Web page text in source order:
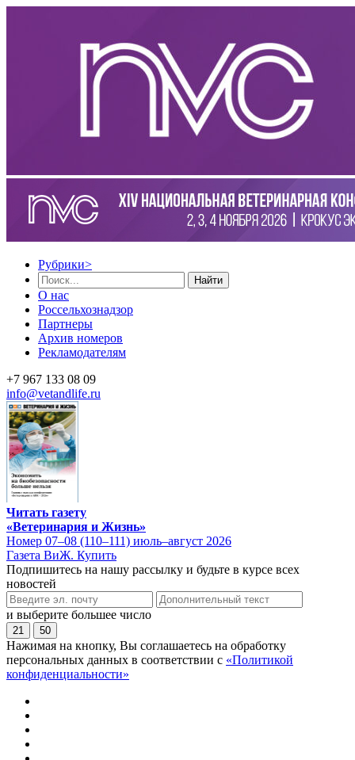
Рубрики>
Найти
О нас
Россельхознадзор
Партнеры
Архив номеров
Рекламодателям
+7 967 133 08 09
info@vetandlife.ru
Читать газету
«Ветеринария и Жизнь»
Номер 07–08 (110–111) июль–август 2026
Газета ВиЖ. Купить
Подпишитесь на нашу рассылку и будьте в курсе всех
новостей
и выберите большее число
21 50
Нажимая на кнопку, Вы соглашаетесь на обработку
персональных данных в соответствии с «Политикой
конфиденциальности»